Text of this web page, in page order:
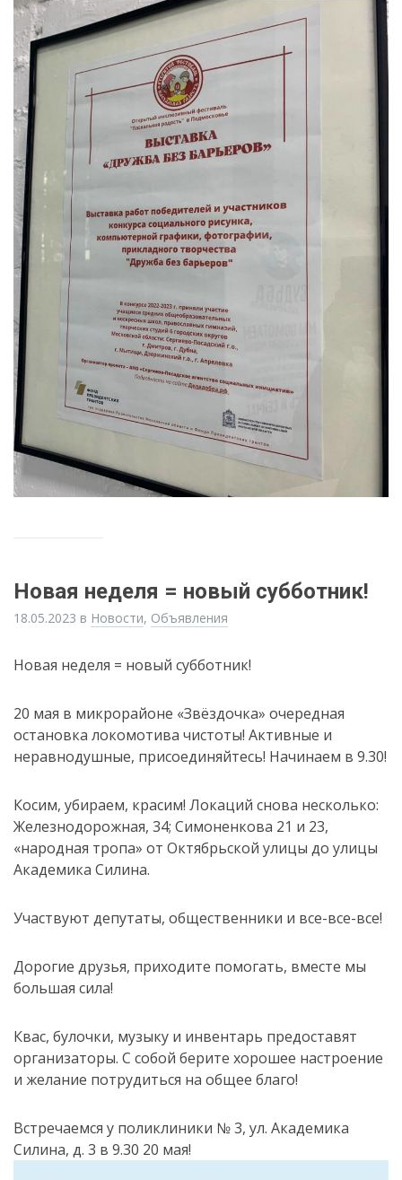
Новая неделя = новый субботник!
18.05.2023 в Новости, Объявления
Новая неделя = новый субботник!
20 мая в микрорайоне «Звёздочка» очередная
остановка локомотива чистоты! Активные и
неравнодушные, присоединяйтесь! Начинаем в 9.30!
Косим, убираем, красим! Локаций снова несколько:
Железнодорожная, 34; Симоненкова 21 и 23,
«народная тропа» от Октябрьской улицы до улицы
Академика Силина.
Участвуют депутаты, общественники и все-все-все!
Дорогие друзья, приходите помогать, вместе мы
большая сила!
Квас, булочки, музыку и инвентарь предоставят
организаторы. С собой берите хорошее настроение
и желание потрудиться на общее благо!
Встречаемся у поликлиники № 3, ул. Академика
Силина, д. 3 в 9.30 20 мая!